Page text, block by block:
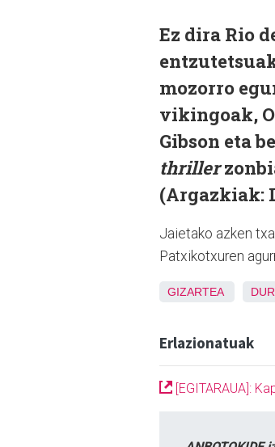
Ez dira Rio
mozorro
vikingoak,
Gibson eta
thriller
(Argazkiak:
Jaietako azken
Patxikotxuren
GIZARTEA
Erlazionatuak
[EGITARAUA]: